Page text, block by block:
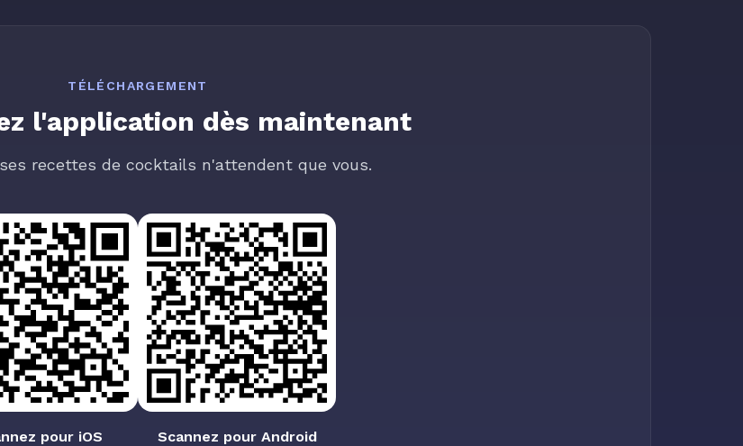
TÉLÉCHARGEMENT
l'application dès maintenant
recettes de cocktails n'attendent que vous.
pour iOS Scannez pour Android